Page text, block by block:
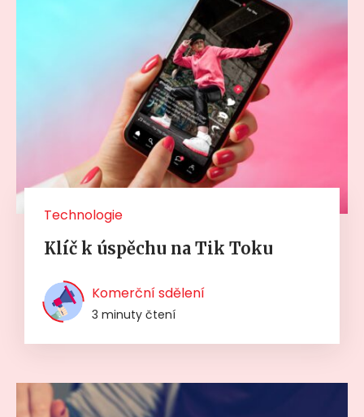
Technologie
Klíč k úspěchu na Tik Toku
Komerční sdělení
3 minuty čtení